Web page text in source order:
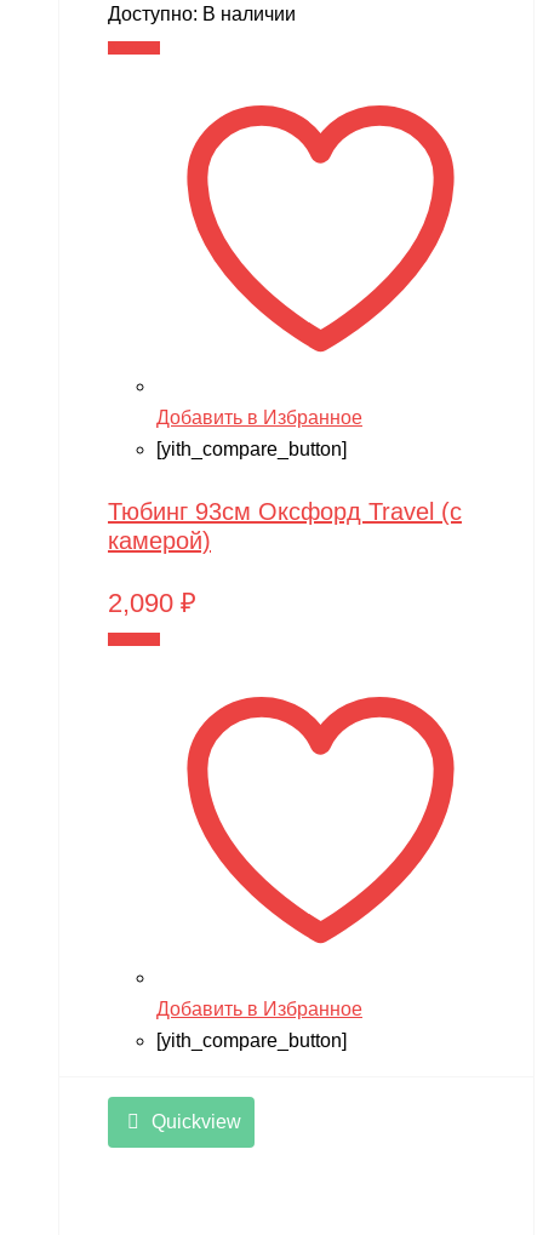
Доступно: В наличии
Добавить в Избранное
[yith_compare_button]
Тюбинг 93см Оксфорд Travel (с
камерой)
2,090 ₽
Добавить в Избранное
[yith_compare_button]
Quickview